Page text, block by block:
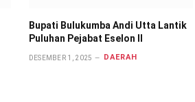
Bupati Bulukumba Andi Utta Lantik
Puluhan Pejabat Eselon II
DESEMBER 1, 2025 DAERAH